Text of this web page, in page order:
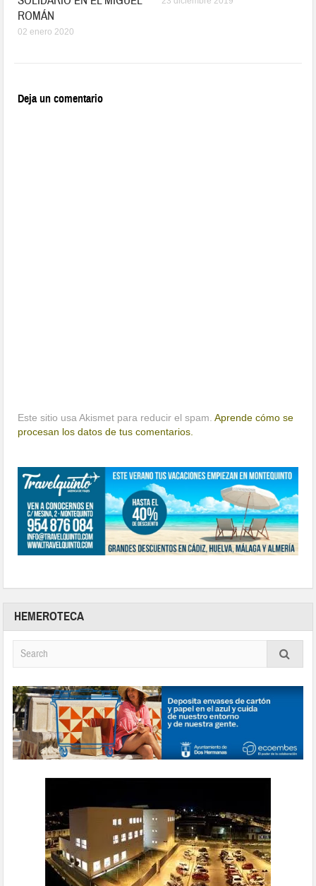
ROMÁN
02 enero 2020
Deja un comentario
Este sitio usa Akismet para reducir el spam.Aprende cómo se
procesan los datos de tus comentarios.
HEMEROTECA